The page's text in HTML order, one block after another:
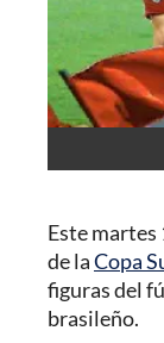
Este martes
de laCopa
figuras del
brasileño.